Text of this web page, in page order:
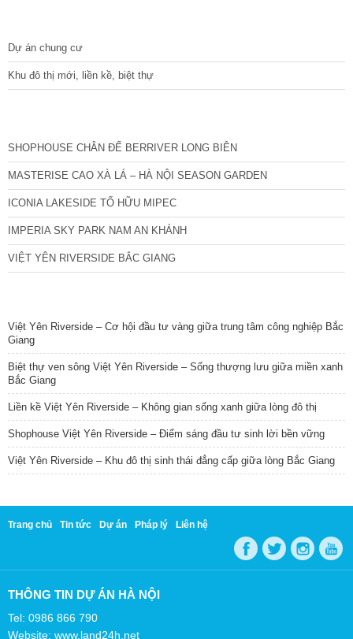
Dự án chung cư
Khu đô thị mới, liền kề, biệt thự
SHOPHOUSE CHÂN ĐẾ BERRIVER LONG BIÊN
MASTERISE CAO XÀ LÁ – HÀ NỘI SEASON GARDEN
ICONIA LAKESIDE TỐ HỮU MIPEC
IMPERIA SKY PARK NAM AN KHÁNH
VIỆT YÊN RIVERSIDE BẮC GIANG
Việt Yên Riverside – Cơ hội đầu tư vàng giữa trung tâm công nghiệp Bắc
Giang
Biệt thự ven sông Việt Yên Riverside – Sống thượng lưu giữa miền xanh
Bắc Giang
Liền kề Việt Yên Riverside – Không gian sống xanh giữa lòng đô thị
Shophouse Việt Yên Riverside – Điểm sáng đầu tư sinh lời bền vững
Việt Yên Riverside – Khu đô thị sinh thái đẳng cấp giữa lòng Bắc Giang
Trang chủ Tin tức Dự án Pháp lý Liên hệ
THÔNG TIN DỰ ÁN HÀ NỘI
Tel: 0986 866 790
Website: www.land24h.net